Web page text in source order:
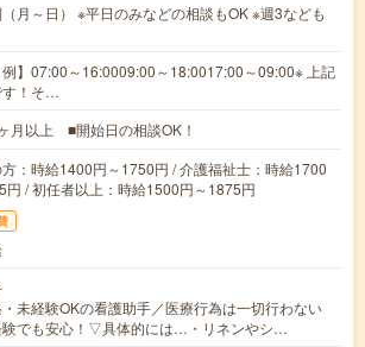
月～日） ※平日のみなどの相談もOK ※週3なども
例】07:00～16:0009:00～18:0017:00～09:00※ 上記
す！そ…
月以上 ■開始日の相談OK！
：時給1400円～1750円 / 介護福祉士：時給1700
円 / 初任者以上：時給1500円～1875円
未経験OKの看護助手／医療行為は一切行わない
験でも安心！▽具体的には…・リネンやシ…